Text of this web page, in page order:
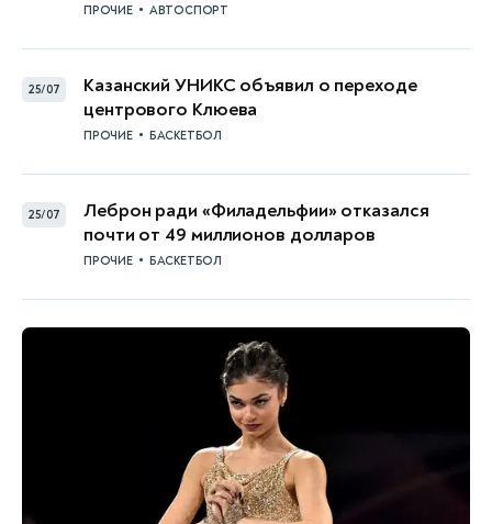
ПРОЧИЕ • АВТОСПОРТ
25/07
Казанский УНИКС объявил о переходе
центрового Клюева
ПРОЧИЕ • БАСКЕТБОЛ
25/07
Леброн ради «Филадельфии» отказался
почти от 49 миллионов долларов
ПРОЧИЕ • БАСКЕТБОЛ